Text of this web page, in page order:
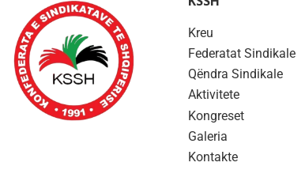
Kreu
Federatat Sindikale
Qëndra Sindikale
Aktivitete
Kongreset
Galeria
Kontakte